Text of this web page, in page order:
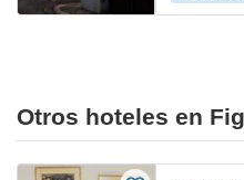
Otros hoteles en